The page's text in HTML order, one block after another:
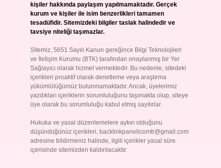
kişiler hakkında paylaşım yapılmamaktadır. Gerçek
kurum ve kişiler ile isim benzerlikleri tamamen
tesadüfidir. Sitemizdeki bilgiler taslak halindedir ve
tavsiye niteliği taşımazlar.
Sitemiz, 5651 Sayılı Kanun gereğince Bilgi Teknolojileri
ve İletişim Kurumu (BTK) tarafından onaylanmış bir Yer
Sağlayıcı olarak hizmet vermektedir. Bu nedenle, sitedeki
içerikleri proaktif olarak denetleme veya araştırma
yükümlülüğümüz bulunmamaktadır. Ancak, üyelerimiz
yazdıkları içeriklerin sorumluluğunu taşımakta olup, siteye
üye olarak bu sorumluluğu kabul etmiş sayılırlar.
Hukuka ve yasal düzenlemelere aykırı olduğunu
düşündüğünüz içerikleri, backlinkpanelicomtr@gmail.com
adresine bildirmeniz halinde, ilgili içerikler yasal süre
içerisinde sitemizden kaldırılacaktır.